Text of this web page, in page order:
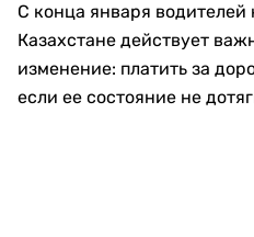
С конца января водителей
Казахстане действует
изменение: платить за
если ее состояние не